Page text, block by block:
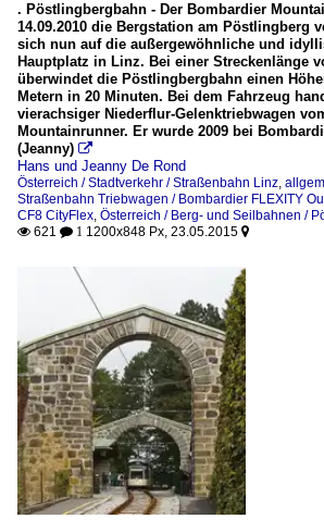
. Pöstlingbergbahn - Der Bombardier
14.09.2010 die Bergstation am Pöstlingberg
sich nun auf die außergewöhnliche und
Hauptplatz in Linz. Bei einer Streckenlänge
überwindet die Pöstlingbergbahn einen
Metern in 20 Minuten. Bei dem Fahrzeug
vierachsiger Niederflur-Gelenktriebwagen
Mountainrunner. Er wurde 2009 bei
(Jeanny) 
Hans und Jeanny De Rond
Österreich / Stadtverkehr / Straßenbahn Linz,
Straßenbahn Triebwagen / Bombardier FLEXITY
CF8 CityFlex, Österreich / Berg- und Seilbahnen /
 621  1 1200x848 Px, 23.05.2015 